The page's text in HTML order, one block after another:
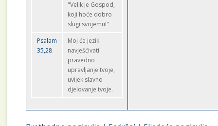
"Velik je Gospod,
koji hoće dobro
slugi svojemu!"
Psalam
35,28
Moj će jezik
navješćivati
pravedno
upravljanje tvoje,
uvijek slavno
djelovanje tvoje.